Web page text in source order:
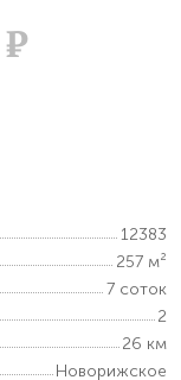
Р
12383
257 м²
7 соток
2
26 км
Новорижское